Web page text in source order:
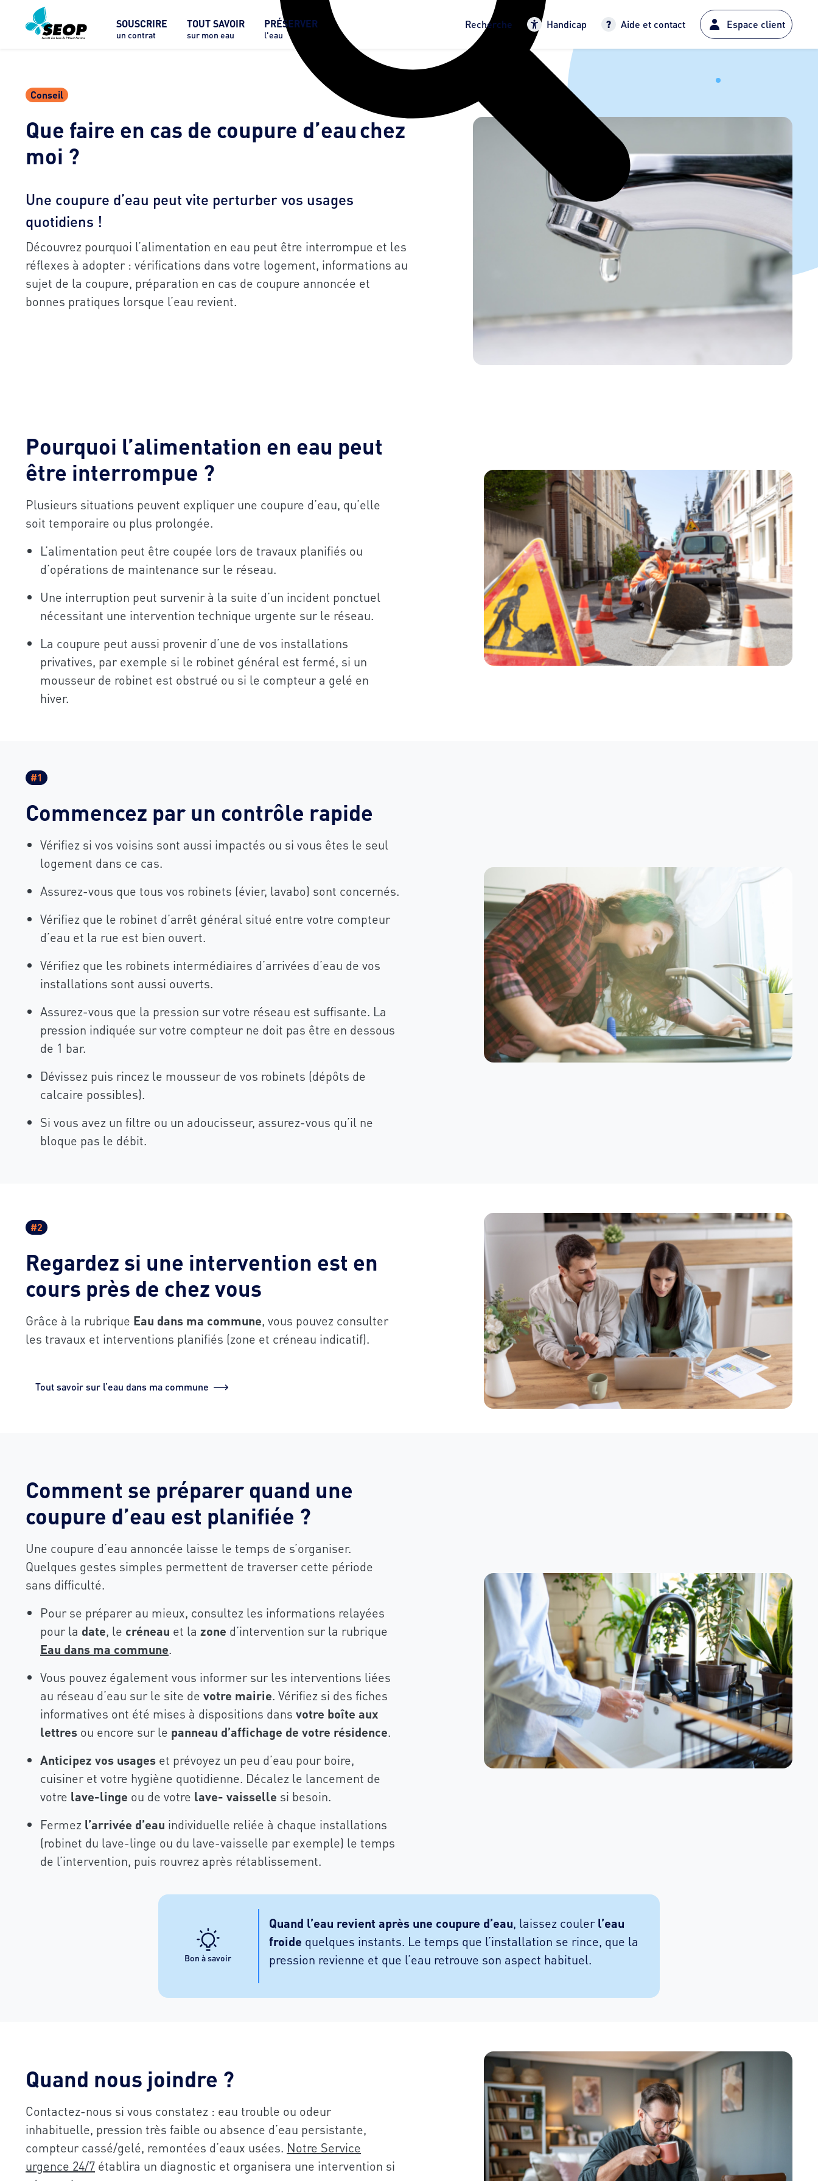
SOUSCRIRE
un contrat
TOUT SAVOIR
sur mon eau
PRÉSERVER
l'eau
Recherche Handicap Aide et contact Espace client
Conseil
Que faire en cas de coupure d’eau chez
moi ?
Une coupure d’eau peut vite perturber vos usages
quotidiens !
Découvrez pourquoi l’alimentation en eau peut être interrompue et les
réflexes à adopter : vérifications dans votre logement, informations au
sujet de la coupure, préparation en cas de coupure annoncée et
bonnes pratiques lorsque l’eau revient.
Pourquoi l’alimentation en eau peut
être interrompue ?
Plusieurs situations peuvent expliquer une coupure d’eau, qu’elle
soit temporaire ou plus prolongée.
L’alimentation peut être coupée lors de travaux planifiés ou
d’opérations de maintenance sur le réseau.
Une interruption peut survenir à la suite d’un incident ponctuel
nécessitant une intervention technique urgente sur le réseau.
La coupure peut aussi provenir d’une de vos installations
privatives, par exemple si le robinet général est fermé, si un
mousseur de robinet est obstrué ou si le compteur a gelé en
hiver.
#1
Commencez par un contrôle rapide
Vérifiez si vos voisins sont aussi impactés ou si vous êtes le seul
logement dans ce cas.
Assurez-vous que tous vos robinets (évier, lavabo) sont concernés.
Vérifiez que le robinet d’arrêt général situé entre votre compteur
d’eau et la rue est bien ouvert.
Vérifiez que les robinets intermédiaires d’arrivées d’eau de vos
installations sont aussi ouverts.
Assurez-vous que la pression sur votre réseau est suffisante. La
pression indiquée sur votre compteur ne doit pas être en dessous
de 1 bar.
Dévissez puis rincez le mousseur de vos robinets (dépôts de
calcaire possibles).
Si vous avez un filtre ou un adoucisseur, assurez-vous qu’il ne
bloque pas le débit.
#2
Regardez si une intervention est en
cours près de chez vous
Grâce à la rubrique Eau dans ma commune, vous pouvez consulter
les travaux et interventions planifiés (zone et créneau indicatif).
Tout savoir sur l’eau dans ma commune
Comment se préparer quand une
coupure d’eau est planifiée ?
Une coupure d’eau annoncée laisse le temps de s’organiser.
Quelques gestes simples permettent de traverser cette période
sans difficulté.
Pour se préparer au mieux, consultez les informations relayées
pour la date, le créneau et la zone d’intervention sur la rubrique
Eau dans ma commune.
Vous pouvez également vous informer sur les interventions liées
au réseau d’eau sur le site de votre mairie. Vérifiez si des fiches
informatives ont été mises à dispositions dans votre boîte aux
lettres ou encore sur le panneau d’affichage de votre résidence.
Anticipez vos usages et prévoyez un peu d’eau pour boire,
cuisiner et votre hygiène quotidienne. Décalez le lancement de
votre lave-linge ou de votre lave- vaisselle si besoin.
Fermez l’arrivée d’eau individuelle reliée à chaque installations
(robinet du lave-linge ou du lave-vaisselle par exemple) le temps
de l’intervention, puis rouvrez après rétablissement.
Bon à savoir
Quand l’eau revient après une coupure d’eau, laissez couler l’eau
froide quelques instants. Le temps que l’installation se rince, que la
pression revienne et que l’eau retrouve son aspect habituel.
Quand nous joindre ?
Contactez-nous si vous constatez : eau trouble ou odeur
inhabituelle, pression très faible ou absence d’eau persistante,
compteur cassé/gelé, remontées d’eaux usées. Notre Service
urgence 24/7 établira un diagnostic et organisera une intervention si